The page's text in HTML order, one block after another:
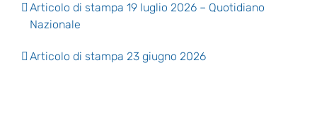
Articolo di stampa 19 luglio 2026 – Quotidiano
Nazionale
Articolo di stampa 23 giugno 2026